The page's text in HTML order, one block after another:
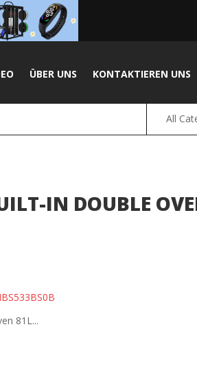
ÜBER UNS KONTAKTIEREN UNS
All
IN DOUBLE
81L...